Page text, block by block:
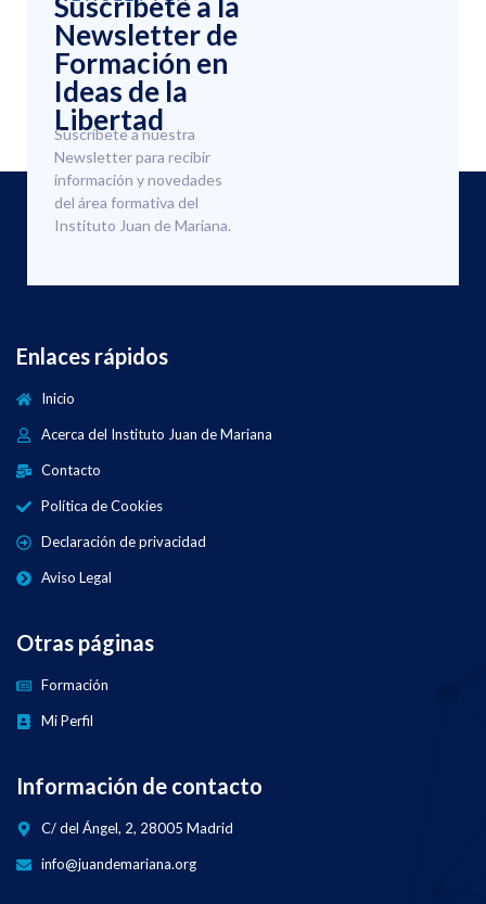
Suscríbete a la
Newsletter de
Formación en
Ideas de la
Libertad
Suscríbete a nuestra
Newsletter para recibir
información y novedades
del área formativa del
Instituto Juan de Mariana.
Enlaces rápidos
Inicio
Acerca del Instituto Juan de Mariana
Contacto
Política de Cookies
Declaración de privacidad
Aviso Legal
Otras páginas
Formación
Mi Perfil
Información de contacto
C/ del Ángel, 2, 28005 Madrid
info@juandemariana.org